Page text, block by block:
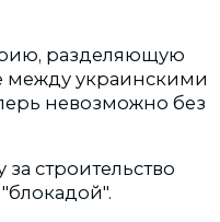
разделяющую
между украинскими
невозможно без
строительство